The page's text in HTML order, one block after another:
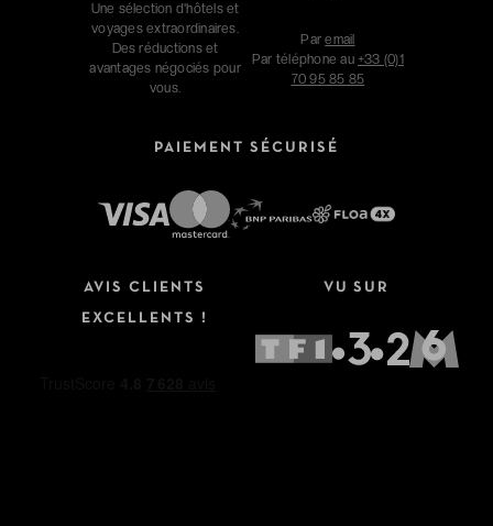
Une sélection d'hôtels et
voyages extraordinaires.
Des réductions et
avantages négociés pour
vous.
Paremail
Par téléphone au +33 (0)1
70 95 85 85
PAIEMENT SÉCURISÉ
AVIS CLIENTS
EXCELLENTS !
VU SUR